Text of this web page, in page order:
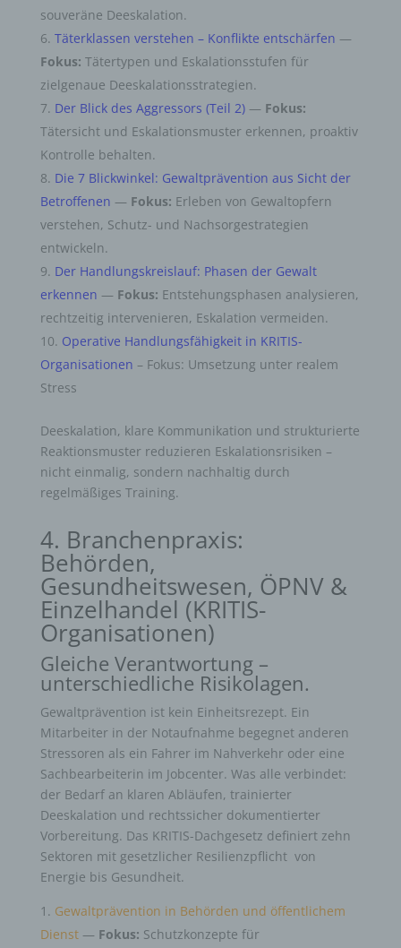
souveräne Deeskalation.
Täterklassen verstehen – Konflikte entschärfen —
Fokus: Tätertypen und Eskalationsstufen für
zielgenaue Deeskalationsstrategien.
Der Blick des Aggressors (Teil 2)— Fokus:
Tätersicht und Eskalationsmuster erkennen, proaktiv
Kontrolle behalten.
Die 7 Blickwinkel: Gewaltprävention aus Sicht der
Betroffenen — Fokus: Erleben von Gewaltopfern
verstehen, Schutz- und Nachsorgestrategien
entwickeln.
Der Handlungskreislauf: Phasen der Gewalt
erkennen — Fokus: Entstehungsphasen analysieren,
rechtzeitig intervenieren, Eskalation vermeiden.
Operative Handlungsfähigkeit in KRITIS-
Organisationen – Fokus: Umsetzung unter realem
Stress
Deeskalation, klare Kommunikation und strukturierte
Reaktionsmuster reduzieren Eskalationsrisiken –
nicht einmalig, sondern nachhaltig durch
regelmäßiges Training.
4. Branchenpraxis:
Behörden,
Gesundheitswesen, ÖPNV &
Einzelhandel (KRITIS-
Organisationen)
Gleiche Verantwortung –
unterschiedliche Risikolagen.
Gewaltprävention ist kein Einheitsrezept. Ein
Mitarbeiter in der Notaufnahme begegnet anderen
Stressoren als ein Fahrer im Nahverkehr oder eine
Sachbearbeiterin im Jobcenter. Was alle verbindet:
der Bedarf an klaren Abläufen, trainierter
Deeskalation und rechtssicher dokumentierter
Vorbereitung. Das KRITIS-Dachgesetz definiert zehn
Sektoren mit gesetzlicher Resilienzpflicht von
Energie bis Gesundheit.
Gewaltprävention in Behörden und öffentlichem
Dienst— Fokus: Schutzkonzepte für